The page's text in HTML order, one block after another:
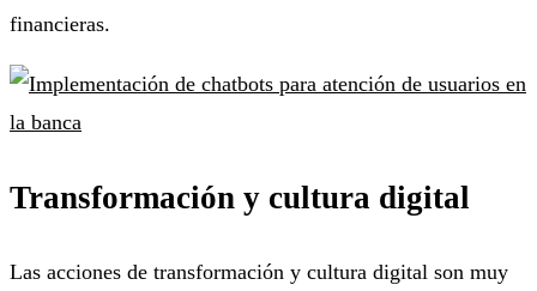
financieras.
Transformación y cultura digital
Las acciones de transformación y cultura digital son muy